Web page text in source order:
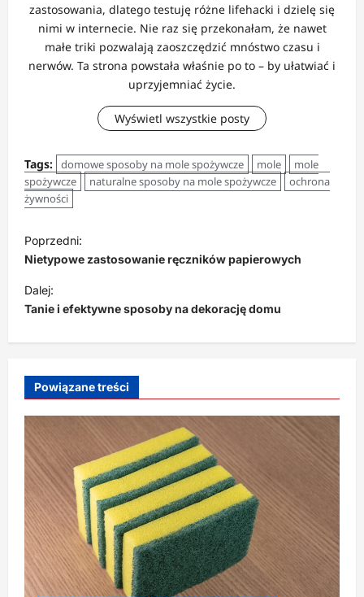
zastosowania, dlatego testuję różne lifehacki i dzielę się
nimi w internecie. Nie raz się przekonałam, że nawet
małe triki pozwalają zaoszczędzić mnóstwo czasu i
nerwów. Ta strona powstała właśnie po to – by ułatwiać i
uprzyjemniać życie.
Wyświetl wszystkie posty
Tags: domowe sposoby na mole spożywcze mole
mole
spożywcze
naturalne sposoby na mole spożywcze
ochrona
żywności
Z
o
b
a
w
s
y
Poprzedni:
Nietypowe zastosowanie ręczników papierowych
Dalej:
Tanie i efektywne sposoby na dekorację domu
Powiązane treści